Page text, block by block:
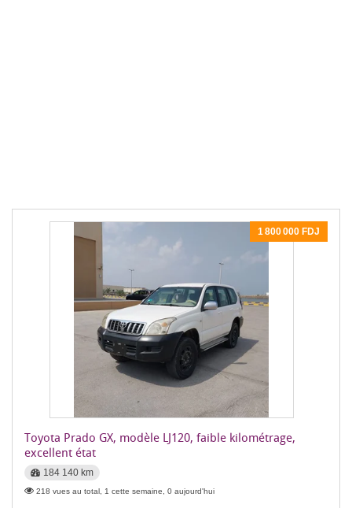
1 800 000 FDJ
Toyota Prado GX, modèle LJ120, faible kilométrage,
excellent état
184 140 km
218 vues au total, 1 cette semaine, 0 aujourd'hui